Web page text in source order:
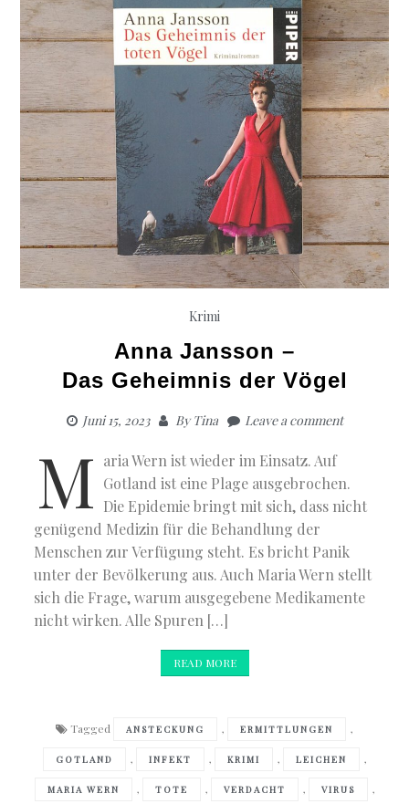
Krimi
Anna Jansson –
Das Geheimnis der Vögel
Juni 15, 2023 ByTina Leave a comment
M aria Wern ist wieder im Einsatz. Auf
Gotland ist eine Plage ausgebrochen.
Die Epidemie bringt mit sich, dass nicht
genügend Medizin für die Behandlung der
Menschen zur Verfügung steht. Es bricht Panik
unter der Bevölkerung aus. Auch Maria Wern stellt
sich die Frage, warum ausgegebene Medikamente
nicht wirken. Alle Spuren […]
READ MORE
Tagged ANSTECKUNG , ERMITTLUNGEN ,
GOTLAND , INFEKT , KRIMI , LEICHEN ,
MARIA WERN , TOTE , VERDACHT , VIRUS ,